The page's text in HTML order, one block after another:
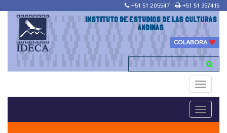
+51 51 205547 +51 51 357415
INSTITUTO DE ESTUDIOS DE LAS CULTURAS
ANDINAS
COLABORA
Toggle
Toggle